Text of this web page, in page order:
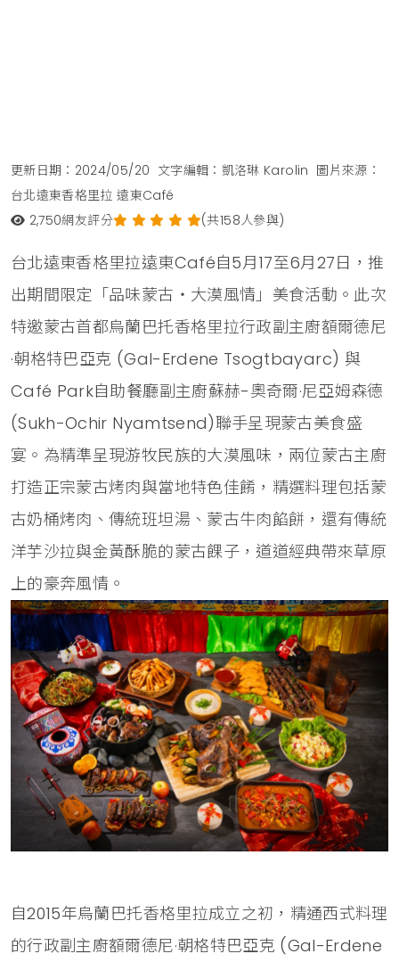
更新日期：2024/05/20 文字編輯：凱洛琳 Karolin 圖片來源：
台北遠東香格里拉 遠東Café
2,750網友評分 (共158人參與)
台北遠東香格里拉遠東Café自5月17至6月27日，推
出期間限定「品味蒙古‧大漠風情」美食活動。此次
特邀蒙古首都烏蘭巴托香格里拉行政副主廚額爾德尼
·朝格特巴亞克 (Gal-Erdene Tsogtbayarc) 與
Café Park自助餐廳副主廚蘇赫-奧奇爾·尼亞姆森德
(Sukh-Ochir Nyamtsend)聯手呈現蒙古美食盛
宴。為精準呈現游牧民族的大漠風味，兩位蒙古主廚
打造正宗蒙古烤肉與當地特色佳餚，精選料理包括蒙
古奶桶烤肉、傳統班坦湯、蒙古牛肉餡餅，還有傳統
洋芋沙拉與金黃酥脆的蒙古餜子，道道經典帶來草原
上的豪奔風情。
自2015年烏蘭巴托香格里拉成立之初，精通西式料理
的行政副主廚額爾德尼·朝格特巴亞克 (Gal-Erdene